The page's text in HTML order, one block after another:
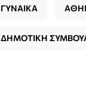
ΓΥΝΑΙΚΑ
ΔΗΜΟΤΙΚΗ